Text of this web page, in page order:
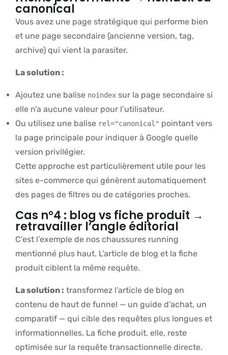
canonical
Vous avez une page stratégique qui performe bien
et une page secondaire (ancienne version, tag,
archive) qui vient la parasiter.
La solution :
Ajoutez une balise noindex sur la page secondaire si
elle n’a aucune valeur pour l’utilisateur.
Ou utilisez une balise rel="canonical" pointant vers
la page principale pour indiquer à Google quelle
version privilégier.
Cette approche est particulièrement utile pour les
sites e-commerce qui génèrent automatiquement
des pages de filtres ou de catégories proches.
Cas n°4 : blog vs fiche produit →
retravailler l’angle éditorial
C’est l’exemple de nos chaussures running
mentionné plus haut. L’article de blog et la fiche
produit ciblent la même requête.
La solution : transformez l’article de blog en
contenu de haut de funnel — un guide d’achat, un
comparatif — qui cible des requêtes plus longues et
informationnelles. La fiche produit, elle, reste
optimisée sur la requête transactionnelle directe.